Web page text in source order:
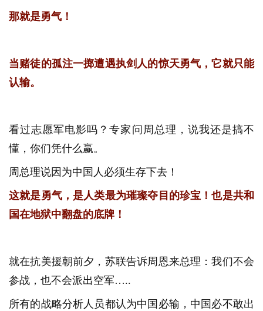
那就是勇气！
当赌徒的孤注一掷遭遇执剑人的惊天勇气，它就只能
认输。
看过志愿军电影吗？专家问周总理，说我还是搞不
懂，你们凭什么赢。
周总理说因为中国人必须生存下去！
这就是勇气，是人类最为璀璨夺目的珍宝！也是共和
国在地狱中翻盘的底牌！
就在抗美援朝前夕，苏联告诉周恩来总理：我们不会
参战，也不会派出空军…..
所有的战略分析人员都认为中国必输，中国必不敢出